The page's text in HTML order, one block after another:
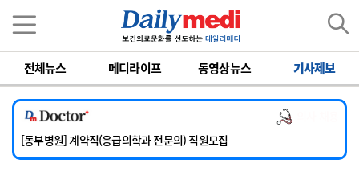
전체뉴스 메디라이프 동영상뉴스 기사제보
[서울아산병원] 2026년 하반기 인턴 모집
[영남대학교의료원] 마취통증의학과 임기제 임상의사 채용
[충남대학교병원] 소아청소년과(소아응급전담) 계약직 의사 공개채용
[동부병원] 계약직(응급의학과 전문의) 직원모집
[이대목동병원] 하반기 전공의(레지던트1년차) 모집